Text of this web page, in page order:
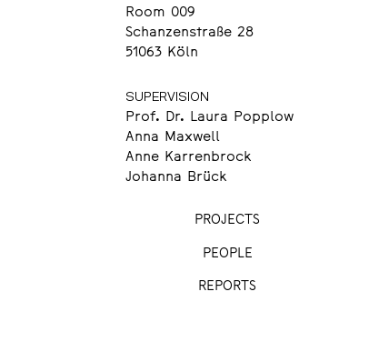
Room 009
Schanzenstraße 28
51063 Köln
SUPERVISION
Prof. Dr. Laura Popplow
Anna Maxwell
Anne Karrenbrock
Johanna Brück
PROJECTS
PEOPLE
REPORTS